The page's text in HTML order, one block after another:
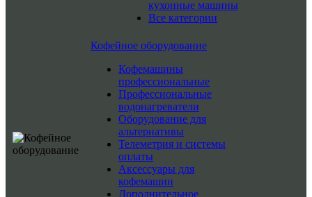
кухонные машины
Все категории
Кофейное оборудование
Кофемашины
профессиональные
Профессиональные
водонагреватели
Оборудование для
альтернативы
Телеметрия и системы
оплаты
Аксессуары для
кофемашин
Дополнительное